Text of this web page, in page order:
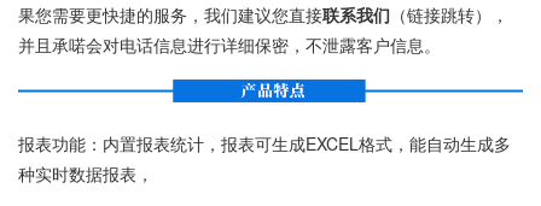
果您需要更快捷的服务，我们建议您直接联系我们 （链接跳转），
并且承喏会对电话信息进行详细保密，不泄露客户信息。
报表功能：内置报表统计，报表可生成EXCEL格式，能自动生成多
种实时数据报表，